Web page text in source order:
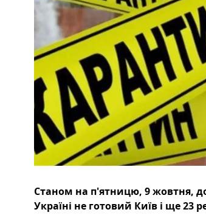
Станом на п'ятницю, 9 жовтня,
Україні не готовий Київ і ще 23